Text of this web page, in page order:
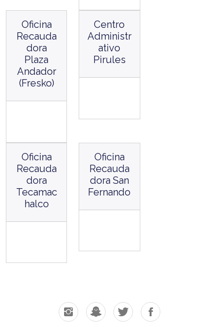
Oficina
Recauda
dora
Plaza
Andador
(Fresko)
Centro
Administr
ativo
Pirules
Oficina
Recauda
dora
Tecamac
halco
Oficina
Recauda
dora San
Fernando